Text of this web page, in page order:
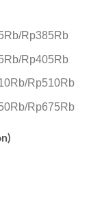
Rp385Rb
Rp405Rb
Rp510Rb
Rp675Rb